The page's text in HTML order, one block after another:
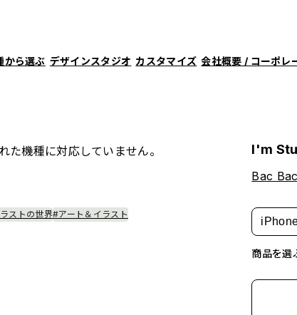
から選ぶ デザインスタジオ カスタマイズ 会社概要 / コーポレ
機種に対応していません。
ストの世界#アート＆イラスト
I'm
Bac
商品を選